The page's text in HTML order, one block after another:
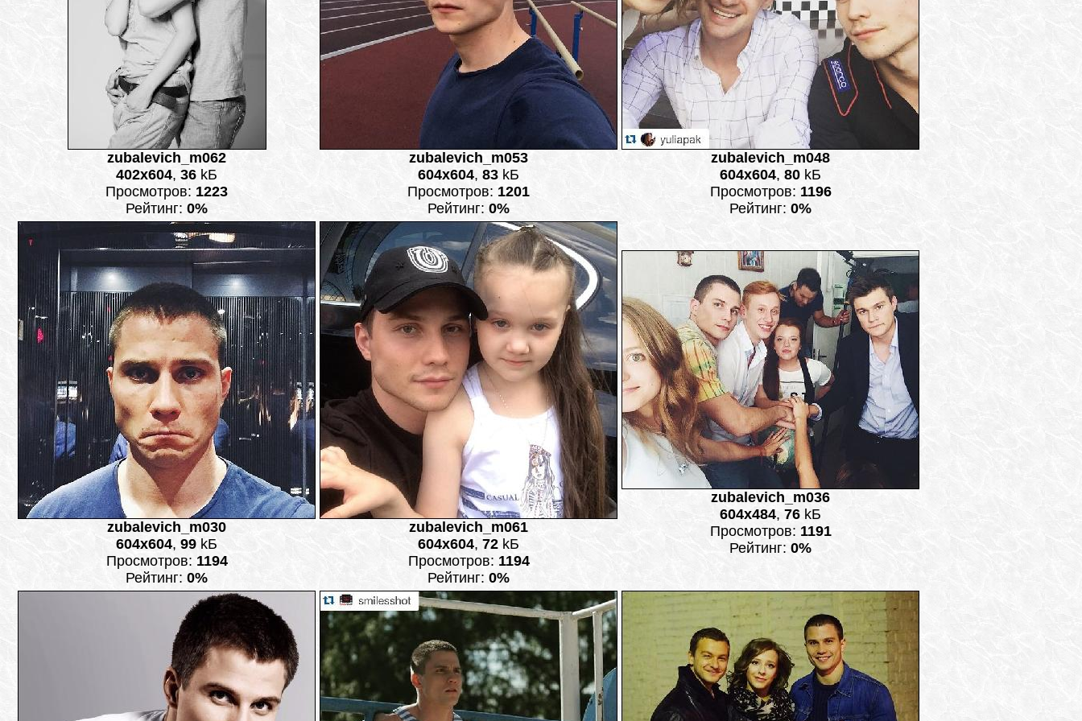
zubalevich_m062
402x604, 36 kБ
Просмотров: 1223
Рейтинг: 0%
zubalevich_m053
604x604, 83 kБ
Просмотров: 1201
Рейтинг: 0%
zubalevich_m048
604x604, 80 kБ
Просмотров: 1196
Рейтинг: 0%
zubalevich_m030
604x604, 99 kБ
Просмотров: 1194
Рейтинг: 0%
zubalevich_m061
604x604, 72 kБ
Просмотров: 1194
Рейтинг: 0%
zubalevich_m036
604x484, 76 kБ
Просмотров: 1191
Рейтинг: 0%